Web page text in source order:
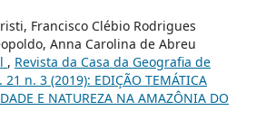
Francisco Clébio Rodrigues
Anna Carolina de Abreu
, Revista da Casa da Geografia de
21 n. 3 (2019): EDIÇÃO TEMÁTICA
E NATUREZA NA AMAZÔNIA DO